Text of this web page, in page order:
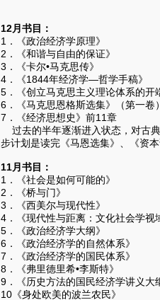
12月书目：
1．《政治经济学原
2．《和谐与自由的保
3．《卡尔•马克思传
4．《1844年经济学—哲
5．《创立马克思主义理论
6．《马克思恩格斯选集》（
7．《经济思想史》前11
过去的半年逐渐进入状态，对古
步计划是读完《马恩选集》、《资
11月书目：
1．《社会是如何可能
2．《桥与门》
3．《西美尔与现
4．《现代性与距离：文化社会
5．《政治经济学大
6．《政治经济学的自
7．《政治经济学的国
8．《弗里德里希•李斯
9．《历史方法的国民经济
10《身处欧美的波兰农